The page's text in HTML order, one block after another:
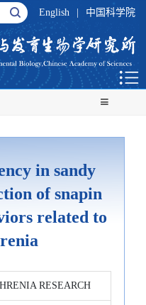
English 中国科学院
in sandy
of snapin
related to
RESEARCH